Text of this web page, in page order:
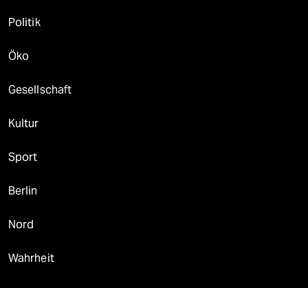
Politik
Öko
Gesellschaft
Kultur
Sport
Berlin
Nord
Wahrheit